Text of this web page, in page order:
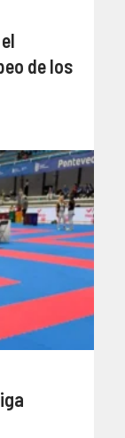
de los